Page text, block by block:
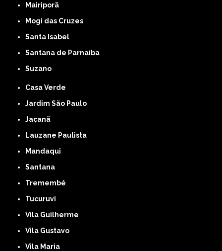
Mairiporã
Mogi das Cruzes
Santa Isabel
Santana de Parnaíba
Suzano
Casa Verde
Jardim São Paulo
Jaçanã
Lauzane Paulista
Mandaqui
Santana
Tremembé
Tucuruvi
Vila Guilherme
Vila Gustavo
Vila Maria